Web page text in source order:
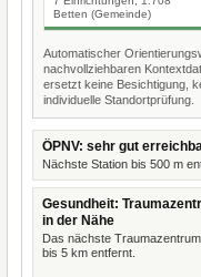
Betten (Gemeinde)
Automatischer
nachvollziehbaren
ersetzt keine Besichtigung,
individuelle Standortprüfung.
ÖPNV: sehr gut
Nächste Station bis 500 m
Gesundheit:
in der Nähe
Das nächste
bis 5 km entfernt.